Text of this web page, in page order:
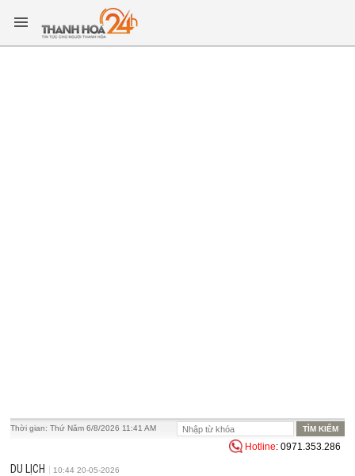
Thời gian:Thứ Năm 6/8/2026 11:41 AM
Hotline: 0971.353.286
DU LỊCH 10:44 20-05-2026